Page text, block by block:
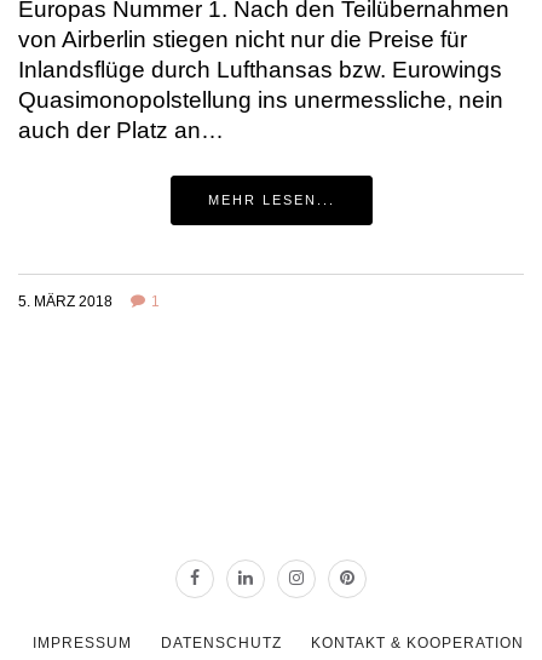
Europas Nummer 1. Nach den Teilübernahmen
von Airberlin stiegen nicht nur die Preise für
Inlandsflüge durch Lufthansas bzw. Eurowings
Quasimonopolstellung ins unermessliche, nein
auch der Platz an…
MEHR LESEN...
5. MÄRZ 2018 1
IMPRESSUM DATENSCHUTZ KONTAKT & KOOPERATION